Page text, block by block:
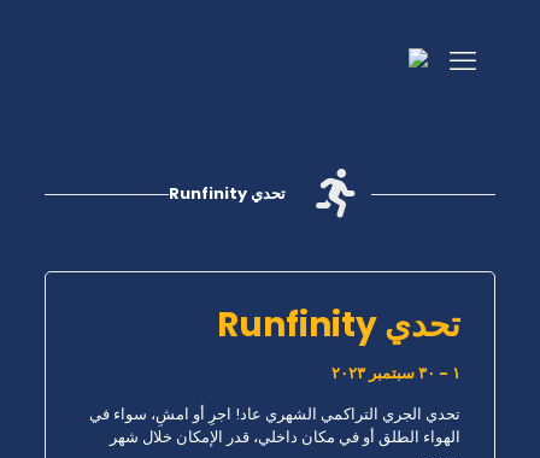
تحدي Runfinity
تحدي Runfinity
١ - ٣٠ سبتمبر ٢٠٢٣
تحدي الجري التراكمي الشهري عاد! اجرِ أو امشِ، سواء في
الهواء الطلق أو في مكان داخلي، قدر الإمكان خلال شهر